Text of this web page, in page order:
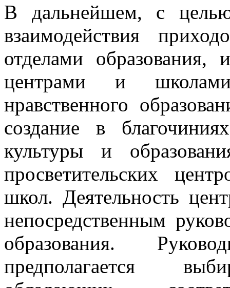
В дальнейшем, с целью
взаимодействия
отделами образования,
центрами и
нравственного
создание в
культуры и
просветительских
школ. Деятельность
непосредственным
образования.
предполагается